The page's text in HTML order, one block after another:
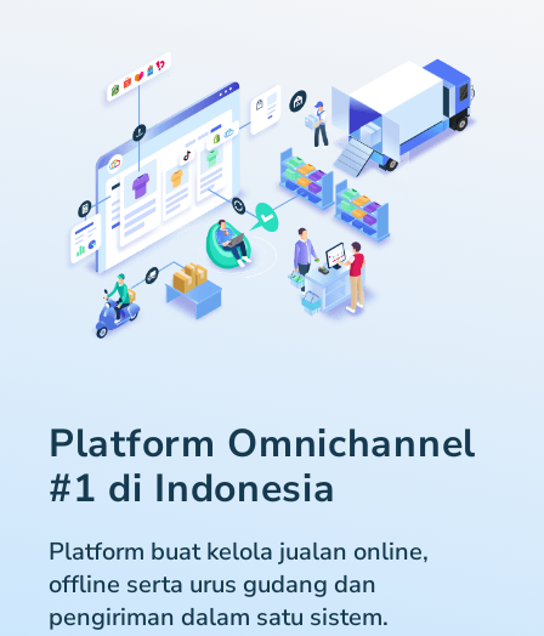
Platform Omnichannel
#1 di Indonesia
Platform buat kelola jualan online,
offline serta urus gudang dan
pengiriman dalam satu sistem.